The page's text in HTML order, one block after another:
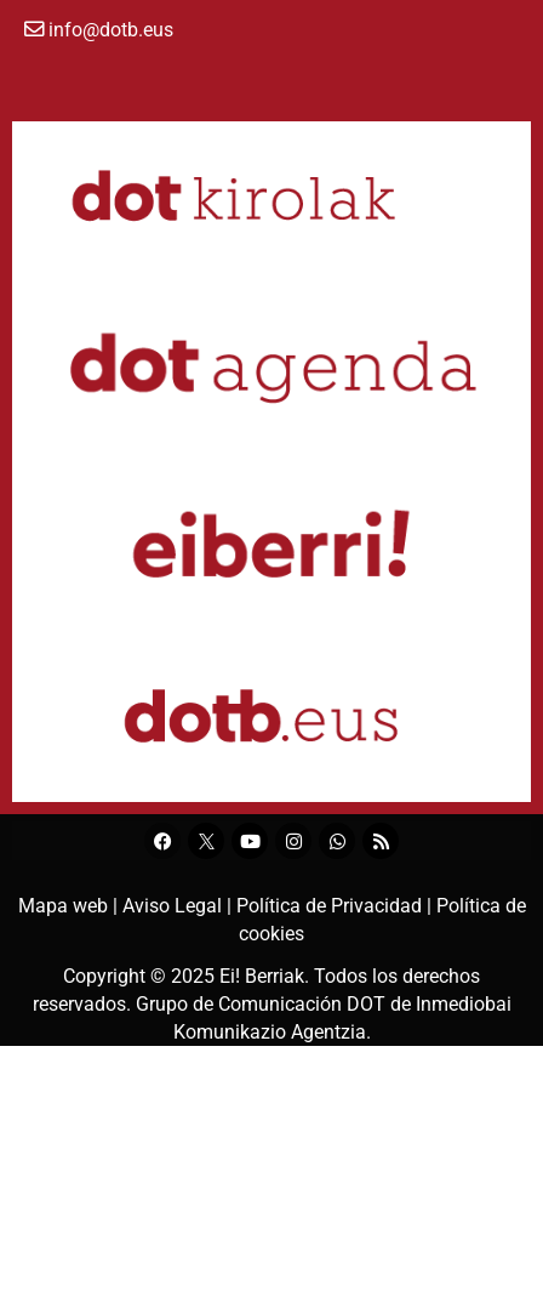
info@dotb.eus
Mapa web | Aviso Legal | Política de Privacidad |
Política de
cookies
Copyright © 2025 Ei! Berriak. Todos los derechos
reservados. Grupo de Comunicación DOT de Inmediobai
Komunikazio Agentzia.